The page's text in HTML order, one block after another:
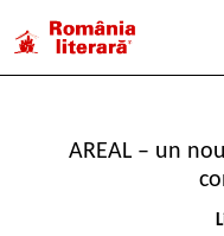
AREAL – un